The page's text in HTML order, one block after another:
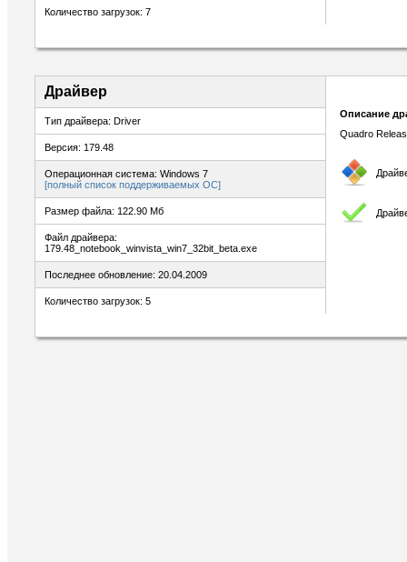
Количество загрузок: 7
Драйвер
Тип драйвера: Driver
Версия: 179.48
Операционная система: Windows 7
[полный список поддерживаемых ОС]
Размер файла: 122.90 Мб
Файл драйвера:
179.48_notebook_winvista_win7_32bit_beta.exe
Последнее обновление: 20.04.2009
Количество загрузок: 5
Описание
Quadro